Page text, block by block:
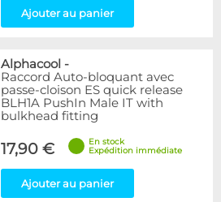
Ajouter au panier
Alphacool -
Raccord Auto-bloquant avec
passe-cloison ES quick release
BLH1A PushIn Male IT with
bulkhead fitting
17,90 €
En stock
Expédition immédiate
Ajouter au panier